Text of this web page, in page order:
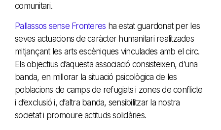
comunitari.
Pallassos sense Fronteres ha estat guardonat per les
seves actuacions de caràcter humanitari realitzades
mitjançant les arts escèniques vinculades amb el circ.
Els objectius d’aquesta associació consisteixen, d’una
banda, en millorar la situació psicològica de les
poblacions de camps de refugiats i zones de conflicte
i d’exclusió i, d’altra banda, sensibilitzar la nostra
societat i promoure actituds solidàries.